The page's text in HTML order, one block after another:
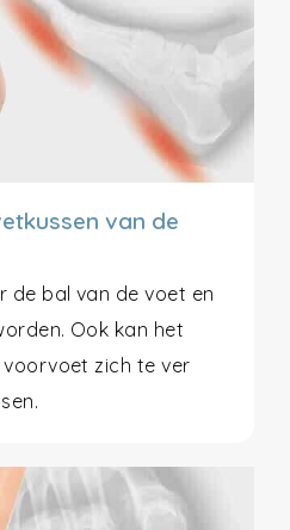
van de
de bal van de voet en
Ook kan het
zich te ver